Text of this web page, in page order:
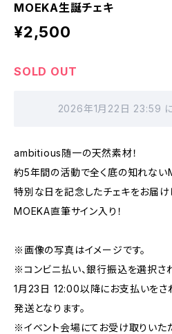
MOEKA生誕チェキ
¥2,500
SOLD OUT
2026年1月22日 23:59
ambitious随一の天然素材！
約5年間の活動で全く底の知れない
特別な日を記念したチェキをお届け
MOEKA直筆サイン入り！
※画像の写真はイメージです。
※コンビニ払い、銀行振込を選択さ
1月23日 12:00以降にお支払いを
発送となります。
※イベント会場にてお受け取りいた